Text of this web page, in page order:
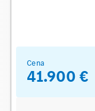
Cena
41.900 €